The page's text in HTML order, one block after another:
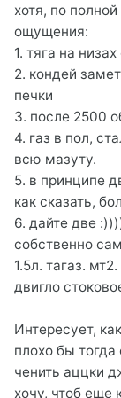
хотя, по
ощущения:
1. тяга на низах
2. кондей
печки
3. после 2500
4. газ в пол,
всю мазуту.
5. в принципе
как сказать,
6. дайте две
собственно
1.5л. тагаз.
двигло
Интересует,
плохо бы
ченить аццки
хочу, чтоб еще